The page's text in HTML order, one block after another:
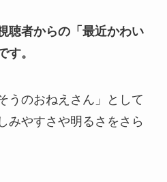
聴者からの「最近かわい
す。
うのおねえさん」として
みやすさや明るさをさら